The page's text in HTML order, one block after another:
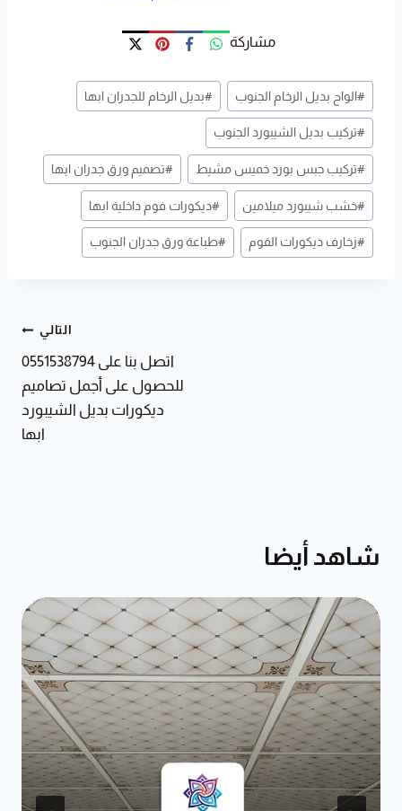
مشاركة
وسوم
المقال:
#الواح بديل الرخام الجنوب #بديل الرخام للجدران ابها
#تركيب بديل الشيبورد الجنوب
#تركيب جبس بورد خميس مشيط #تصميم ورق جدران ابها
#خشب شيبورد ميلامين #ديكورات فوم داخلية ابها
#زخارف ديكورات الفوم #طباعة ورق جدران الجنوب
التالي
اتصل بنا على 0551538794
للحصول على أجمل تصاميم
ديكورات بديل الشيبورد
ابها
شاهد أيضا